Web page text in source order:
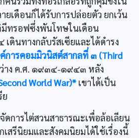
ยเดือนก็ได้รับการปล่อยตัว ยกเว้น
มีทรอฟซึ่งพันโทษในเดือน
ดินทางกลับรัสเซียและได้ดำรง
การคอมมิวนิสต์สากลที่ ๓ (Third
าง ค.ศ. ๑๙๓๔-๑๙๔๓ หลัง
World War)* เขาได้เป็น
ย
การไต่สวนสาธารณะเพื่อล้อเลียน
สรีนิยมและสังคมนิยมได้ใช้เรื่องนี้